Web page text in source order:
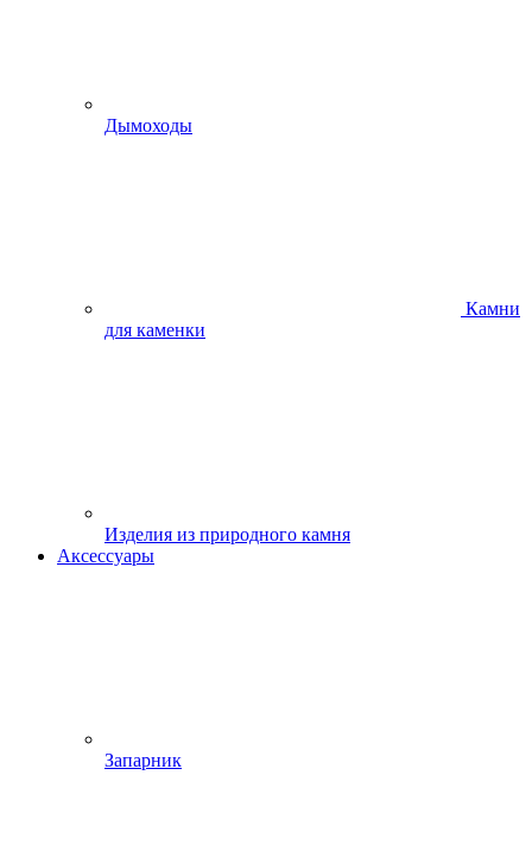
Дымоходы
Камни
для каменки
Изделия из природного камня
Аксессуары
Запарник